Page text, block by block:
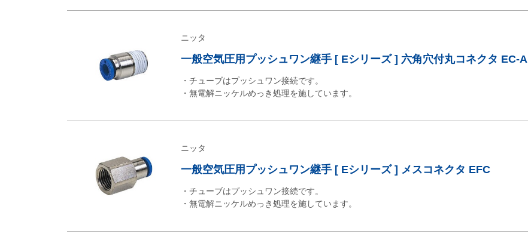
ニッタ
一般空気圧用プッシュワン継手 [ Eシリーズ ] 六角穴付丸コネクタ EC-A
・チューブはプッシュワン接続です。
・無電解ニッケルめっき処理を施しています。
ニッタ
一般空気圧用プッシュワン継手 [ Eシリーズ ] メスコネクタ EFC
・チューブはプッシュワン接続です。
・無電解ニッケルめっき処理を施しています。